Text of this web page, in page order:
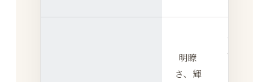
明瞭
さ、輝